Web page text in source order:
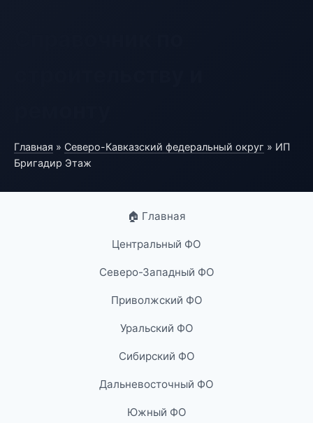
Главная » Северо-Кавказский федеральный округ » ИП
Бригадир Этаж
🏠 Главная
Центральный ФО
Северо-Западный ФО
Приволжский ФО
Уральский ФО
Сибирский ФО
Дальневосточный ФО
Южный ФО